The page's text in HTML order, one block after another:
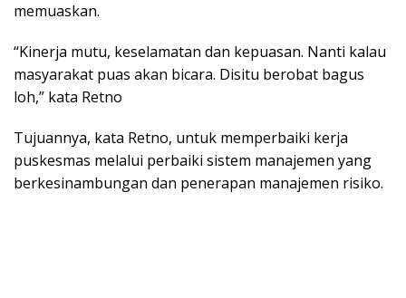
memuaskan.
“Kinerja mutu, keselamatan dan kepuasan. Nanti kalau
masyarakat puas akan bicara. Disitu berobat bagus
loh,” kata Retno
Tujuannya, kata Retno, untuk memperbaiki kerja
puskesmas melalui perbaiki sistem manajemen yang
berkesinambungan dan penerapan manajemen risiko.